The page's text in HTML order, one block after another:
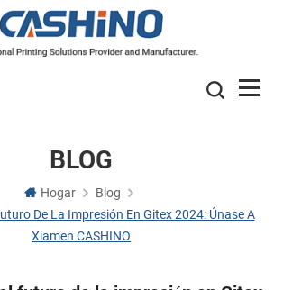
BLOG
Hogar
Blog
De La Impresión En Gitex 2024: Únase A
Xiamen CASHINO